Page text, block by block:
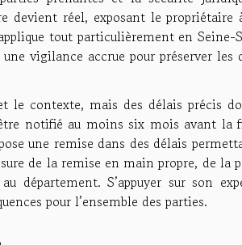
devient réel, exposant le propriétaire
tout particulièrement en Seine-
vigilance accrue pour préserver les
le contexte, mais des délais précis
notifié au moins six mois avant la
une remise dans des délais
de la remise en main propre, de la
département. S’appuyer sur son
pour l’ensemble des parties.